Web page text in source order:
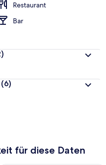
Restaurant
Bar
(6)
für diese Daten